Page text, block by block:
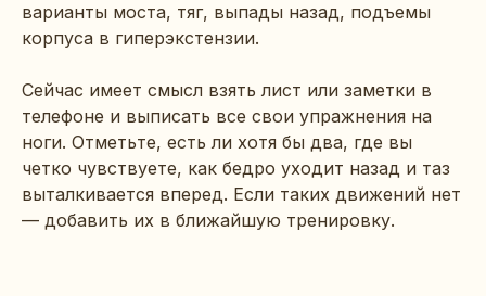
варианты моста, тяг, выпады назад, подъемы
корпуса в гиперэкстензии.
Сейчас имеет смысл взять лист или заметки в
телефоне и выписать все свои упражнения на
ноги. Отметьте, есть ли хотя бы два, где вы
четко чувствуете, как бедро уходит назад и таз
выталкивается вперед. Если таких движений нет
— добавить их в ближайшую тренировку.